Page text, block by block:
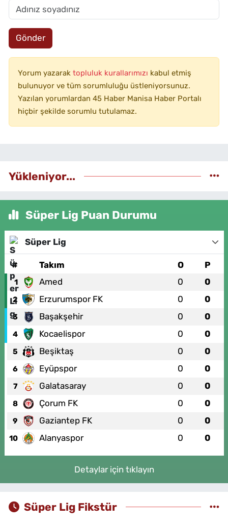
Gönder
Yorum yazarak topluluk kurallarımızı kabul etmiş
bulunuyor ve tüm sorumluluğu üstleniyorsunuz.
Yazılan yorumlardan 45 Haber Manisa Haber Portalı
hiçbir şekilde sorumlu tutulamaz.
Yükleniyor...
Süper Lig Puan Durumu
Süper Lig
# Takım O P
1 Amed 0 0
2 Erzurumspor FK 0 0
3 Başakşehir 0 0
4 Kocaelispor 0 0
5 Beşiktaş 0 0
6 Eyüpspor 0 0
7 Galatasaray 0 0
8 Çorum FK 0 0
9 Gaziantep FK 0 0
10 Alanyaspor 0 0
Detaylar için tıklayın
Süper Lig Fikstür